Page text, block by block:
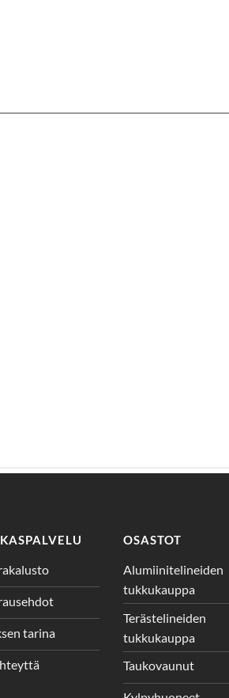
tarina
OSASTOT
Alumiinitelineiden
tukkukauppa
Terästelineiden
tukkukauppa
Taukovaunut